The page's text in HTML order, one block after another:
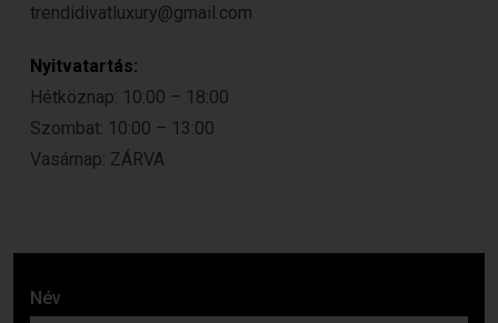
Név
trendidivatluxury@gmail.com
Nyitvatartás:
Hétköznap: 10:00 – 18:00
Szombat: 10:00 – 13:00
Vasárnap: ZÁRVA